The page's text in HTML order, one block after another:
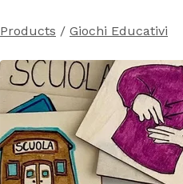
Products / Giochi Educativi